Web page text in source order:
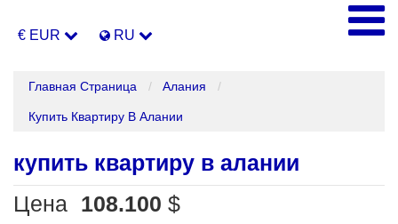
€ EUR RU
Главная Страница Алания
Купить Квартиру В Алании
купить квартиру в алании
Цена 108.100 $